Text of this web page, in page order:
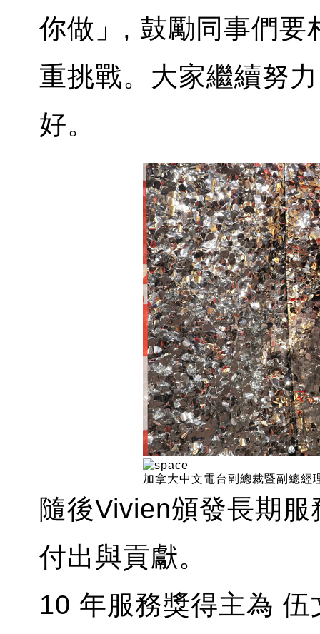
你做」, 鼓勵同事們要
重挑戰。大家繼續努
好。
加拿大中文電台副總裁暨副總
隨後Vivien頒發長期
付出與貢獻。
10 年服務獎得主為